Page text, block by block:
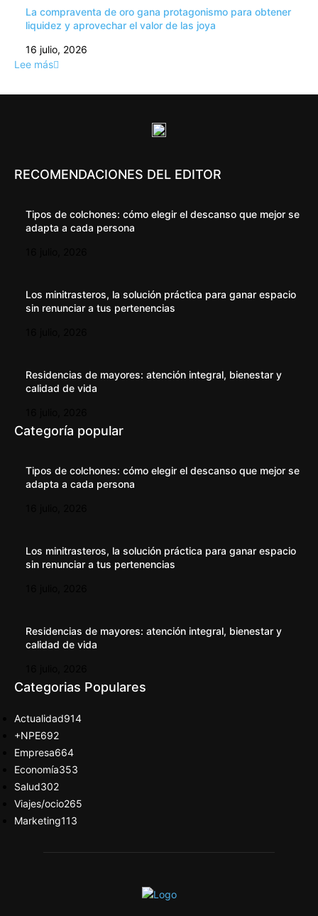
La compraventa de oro gana protagonismo para obtener
liquidez y aprovechar el valor de las joya
16 julio, 2026
Lee más
RECOMENDACIONES DEL EDITOR
Tipos de colchones: cómo elegir el descanso que mejor se
adapta a cada persona
Los minitrasteros, la solución práctica para ganar espacio
sin renunciar a tus pertenencias
Residencias de mayores: atención integral, bienestar y
calidad de vida
Categoría popular
Tipos de colchones: cómo elegir el descanso que mejor se
adapta a cada persona
Los minitrasteros, la solución práctica para ganar espacio
sin renunciar a tus pertenencias
Residencias de mayores: atención integral, bienestar y
calidad de vida
Categorias Populares
Actualidad914
+NPE692
Empresa664
Economía353
Salud302
Viajes/ocio265
Marketing113